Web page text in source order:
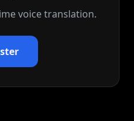
voice translation.